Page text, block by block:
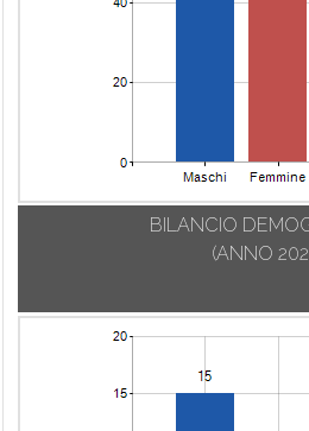
BILANCIO
(ANNO